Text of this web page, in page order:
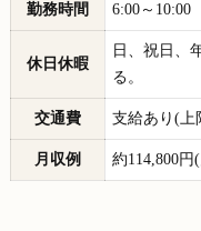
勤務時間 6:00～10:00
休日休暇
日、祝日、
る。
交通費 支給あり(上
月収例 約114,800